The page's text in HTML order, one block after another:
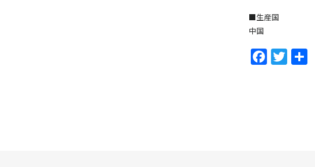
■生産国
中国
F
ac
T
w